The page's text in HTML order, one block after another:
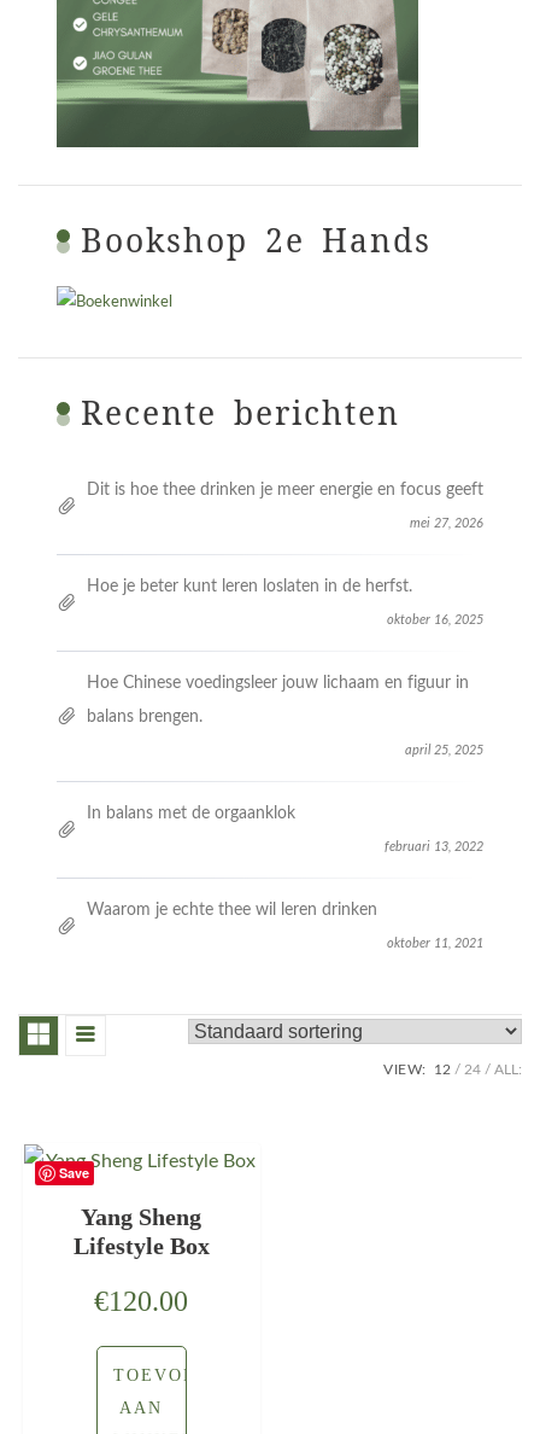
VIEW: 12 24 ALL:
Save
Yang Sheng
Lifestyle Box
€120.00
TOEVOEGEN
AAN
Bookshop 2e Hands
Recente berichten
Dit is hoe thee drinken je meer energie en focus geeft
mei 27, 2026
Hoe je beter kunt leren loslaten in de herfst.
oktober 16, 2025
Hoe Chinese voedingsleer jouw lichaam en figuur in
balans brengen.
april 25, 2025
In balans met de orgaanklok
februari 13, 2022
Waarom je echte thee wil leren drinken
oktober 11, 2021